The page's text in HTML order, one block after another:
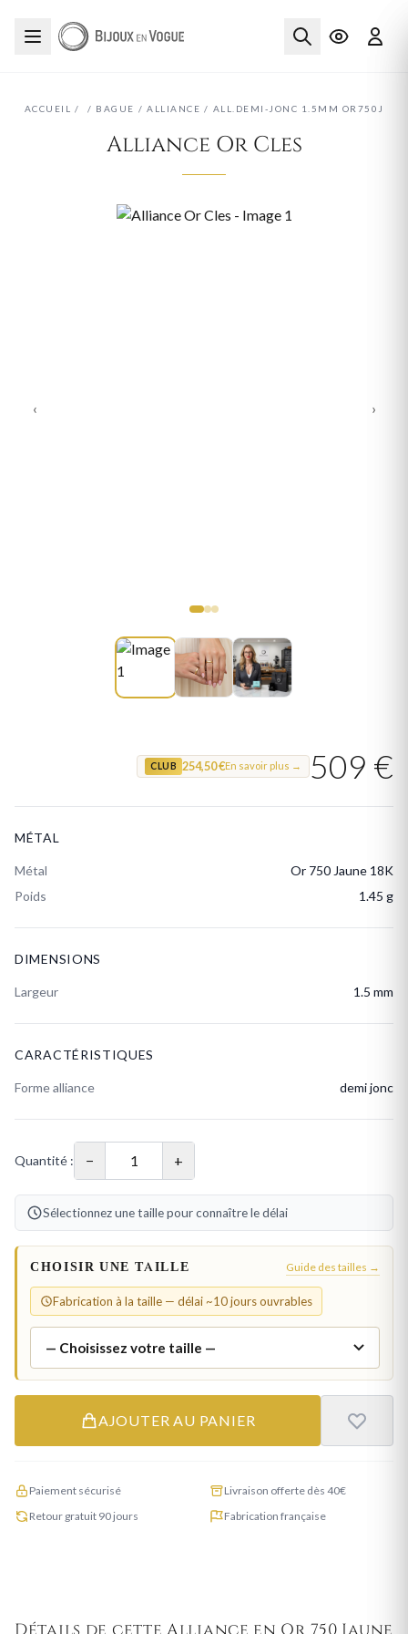
ACCUEIL / / BAGUE / ALLIANCE / ALL.DEMI-JONC 1.5MM OR750J
Alliance Or Cles
‹ ›
CLUB 254,50 €En savoir plus → 509 €
MÉTAL
Métal
Or 750 Jaune 18K
Poids
1.45 g
DIMENSIONS
Largeur 1.5 mm
CARACTÉRISTIQUES
Forme alliance demi jonc
Quantité : − +
Sélectionnez une taille pour connaître le délai
CHOISIR UNE TAILLE Guide des tailles →
Fabrication à la taille — délai ~10 jours ouvrables
AJOUTER AU PANIER
Paiement sécurisé
Livraison offerte dès 40€
Retour gratuit 90 jours
Fabrication française